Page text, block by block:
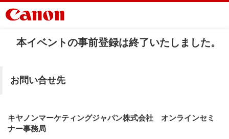
本イベントの事前登録は終了いたしました。
お問い合せ先
キヤノンマーケティングジャパン株式会社 オンラインセミ
ナー事務局